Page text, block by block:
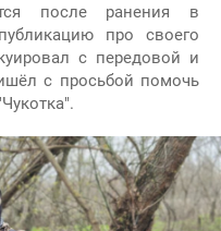
после ранения в
про своего
с передовой и
с просьбой помочь